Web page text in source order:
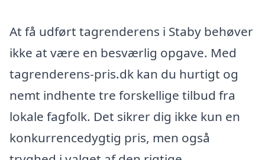
At få udført tagrenderens i Staby behøver
ikke at være en besværlig opgave. Med
tagrenderens-pris.dk kan du hurtigt og
nemt indhente tre forskellige tilbud fra
lokale fagfolk. Det sikrer dig ikke kun en
konkurrencedygtig pris, men også